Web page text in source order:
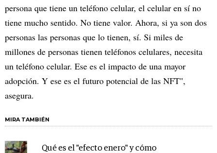
persona que tiene un teléfono celular, el celular en sí no
tiene mucho sentido. No tiene valor. Ahora, si ya son dos
personas las personas que lo tienen, sí. Si miles de
millones de personas tienen teléfonos celulares, necesita
un teléfono celular. Ese es el impacto de una mayor
adopción. Y ese es el futuro potencial de las NFT",
asegura.
MIRA TAMBIÉN
Qué es el "efecto enero" y cómo